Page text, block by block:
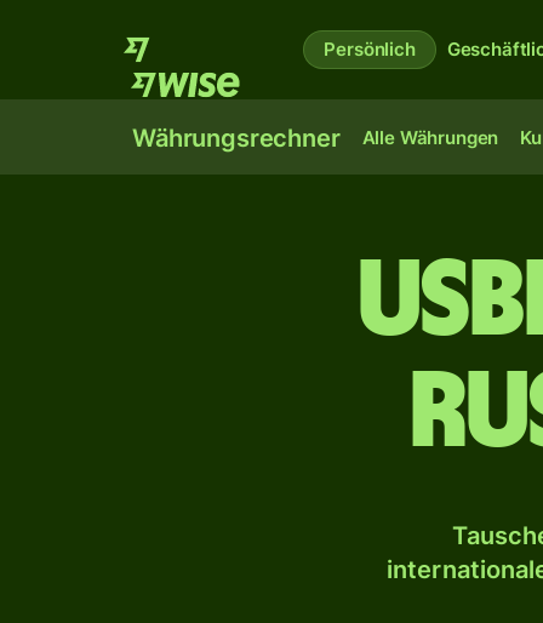
Persönlich
Währungsrechner Alle Währungen